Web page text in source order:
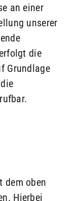
an einer
unserer
die
Grundlage
dem oben
Hierbei